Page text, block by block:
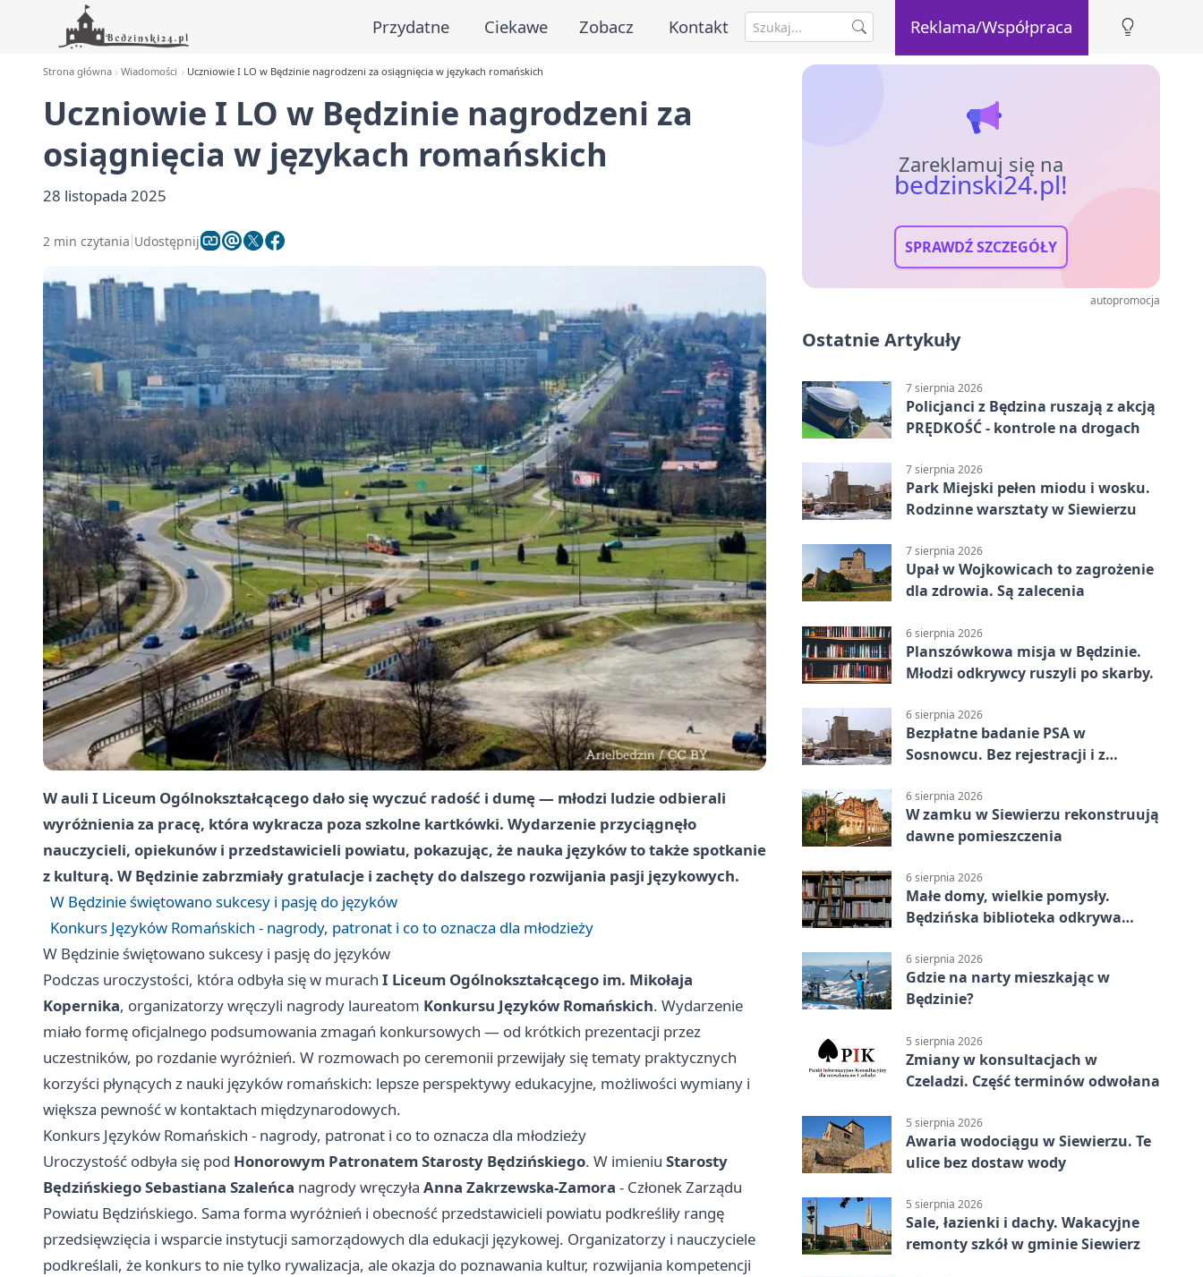
Przydatne Ciekawe Zobacz Kontakt Reklama/Współpraca
Strona główna Wiadomości Uczniowie I LO w Będzinie nagrodzeni za osiągnięcia w językach romańskich
Uczniowie I LO w Będzinie nagrodzeni za
osiągnięcia w językach romańskich
28 listopada 2025
2 min czytania Udostępnij
W auli I Liceum Ogólnokształcącego dało się wyczuć radość i dumę — młodzi ludzie odbierali
wyróżnienia za pracę, która wykracza poza szkolne kartkówki. Wydarzenie przyciągnęło
nauczycieli, opiekunów i przedstawicieli powiatu, pokazując, że nauka języków to także spotkanie
z kulturą. W Będzinie zabrzmiały gratulacje i zachęty do dalszego rozwijania pasji językowych.
W Będzinie świętowano sukcesy i pasję do języków
Konkurs Języków Romańskich - nagrody, patronat i co to oznacza dla młodzieży
W Będzinie świętowano sukcesy i pasję do języków
Podczas uroczystości, która odbyła się w murach I Liceum Ogólnokształcącego im. Mikołaja
Kopernika, organizatorzy wręczyli nagrody laureatom Konkursu Języków Romańskich. Wydarzenie
miało formę oficjalnego podsumowania zmagań konkursowych — od krótkich prezentacji przez
uczestników, po rozdanie wyróżnień. W rozmowach po ceremonii przewijały się tematy praktycznych
korzyści płynących z nauki języków romańskich: lepsze perspektywy edukacyjne, możliwości wymiany i
większa pewność w kontaktach międzynarodowych.
Konkurs Języków Romańskich - nagrody, patronat i co to oznacza dla młodzieży
Uroczystość odbyła się pod Honorowym Patronatem Starosty Będzińskiego. W imieniu Starosty
Będzińskiego Sebastiana Szaleńca nagrody wręczyła Anna Zakrzewska-Zamora - Członek Zarządu
Powiatu Będzińskiego. Sama forma wyróżnień i obecność przedstawicieli powiatu podkreśliły rangę
przedsięwzięcia i wsparcie instytucji samorządowych dla edukacji językowej. Organizatorzy i nauczyciele
podkreślali, że konkurs to nie tylko rywalizacja, ale okazja do poznawania kultur, rozwijania kompetencji
Zareklamuj się na
bedzinski24.pl!
SPRAWDŹ SZCZEGÓŁY
autopromocja
Ostatnie Artykuły
7 sierpnia 2026
Policjanci z Będzina ruszają z akcją
PRĘDKOŚĆ - kontrole na drogach
7 sierpnia 2026
Park Miejski pełen miodu i wosku.
Rodzinne warsztaty w Siewierzu
7 sierpnia 2026
Upał w Wojkowicach to zagrożenie
dla zdrowia. Są zalecenia
6 sierpnia 2026
Planszówkowa misja w Będzinie.
Młodzi odkrywcy ruszyli po skarby.
6 sierpnia 2026
Bezpłatne badanie PSA w
Sosnowcu. Bez rejestracji i z
6 sierpnia 2026
W zamku w Siewierzu rekonstruują
dawne pomieszczenia
6 sierpnia 2026
Małe domy, wielkie pomysły.
Będzińska biblioteka odkrywa
6 sierpnia 2026
Gdzie na narty mieszkając w
Będzinie?
5 sierpnia 2026
Zmiany w konsultacjach w
Czeladzi. Część terminów odwołana
5 sierpnia 2026
Awaria wodociągu w Siewierzu. Te
ulice bez dostaw wody
5 sierpnia 2026
Sale, łazienki i dachy. Wakacyjne
remonty szkół w gminie Siewierz